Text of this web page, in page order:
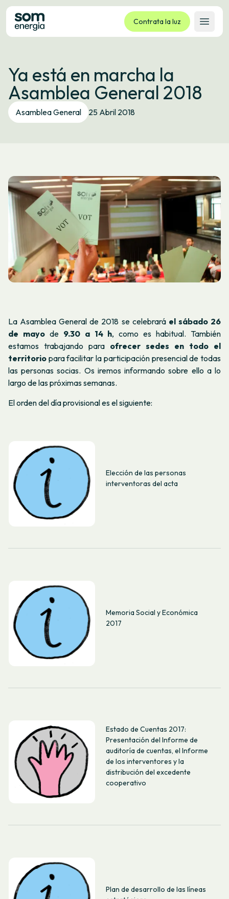
Contrata la luz
Abrir
Tarifas
Servicios
Empresas
La cooperativa
Idioma: ES CA GL EU
Ya está en marcha la
Asamblea General 2018
Asamblea General 25 Abril 2018
La Asamblea General de 2018 se celebrará el sábado 26
de mayo de 9.30 a 14 h, como es habitual. También
estamos trabajando para ofrecer sedes en todo el
territorio para facilitar la participación presencial de todas
las personas socias. Os iremos informando sobre ello a lo
largo de las próximas semanas.
El orden del día provisional es el siguiente:
Elección de las personas
interventoras del acta
Memoria Social y Económica
2017
Estado de Cuentas 2017:
Presentación del Informe de
auditoría de cuentas, el Informe
de los interventores y la
distribución del excedente
cooperativo
Plan de desarrollo de las líneas